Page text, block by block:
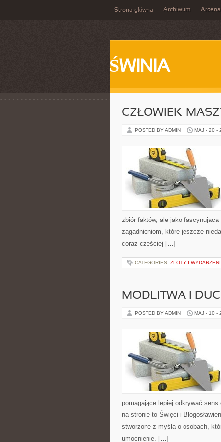
Strona główna Archiwum Arsenal
ŚWINIA
POSTED BY ADMIN MAJ - 20 -
zbiór faktów, ale jako
zagadnieniom, które jeszcze
coraz częściej […]
CATEGORIES: ZLOTY I
MODLITWA I
POSTED BY ADMIN MAJ - 10 -
pomagające lepiej odkrywać
na stronie to Święci i
stworzone z myślą o osobach,
umocnienie. […]